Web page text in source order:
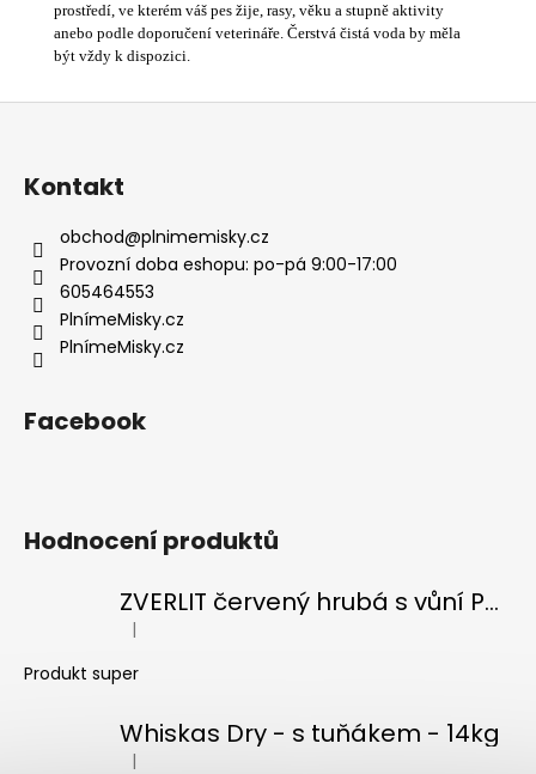
prostředí, ve kterém váš pes žije, rasy, věku a stupně aktivity
anebo podle doporučení veterináře. Čerstvá čistá voda by měla
být vždy k dispozici.
Kontakt
obchod@plnimemisky.cz
Provozní doba eshopu: po-pá 9:00-17:00
605464553
PlnímeMisky.cz
PlnímeMisky.cz
Facebook
Hodnocení produktů
ZVERLIT červený hrubá s vůní Podestýlka kočka 10kg
Hodnocení produktu je 5 z 5 hvězdiček.
|
Produkt super
Whiskas Dry - s tuňákem - 14kg
Hodnocení produktu je 5 z 5 hvězdiček.
|